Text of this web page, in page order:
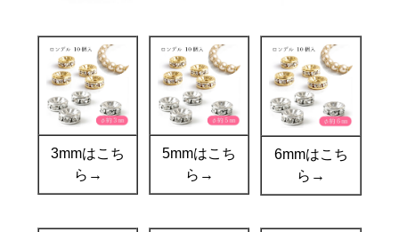
3mmはこち
ら→
5mmはこち
ら→
6mmはこち
ら→